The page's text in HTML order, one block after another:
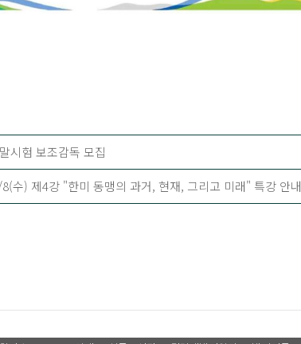
시험 보조감독 모집
수) 제4강 "한미 동맹의 과거, 현재, 그리고 미래" 특강 안내